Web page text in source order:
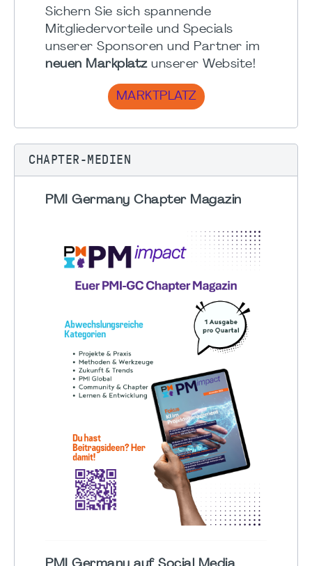
Sichern Sie sich spannende
Mitgliedervorteile und Specials
unserer Sponsoren und Partner im
neuen Markplatzunserer Website!
MARKTPLATZ
CHAPTER-MEDIEN
PMI Germany Chapter Magazin